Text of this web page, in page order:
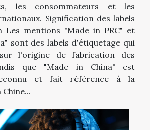
les consommateurs et les
Signification des labels
Les mentions "Made in PRC" et
sont des labels d'étiquetage qui
l'origine de fabrication des
que "Made in China" est
et fait référence à la